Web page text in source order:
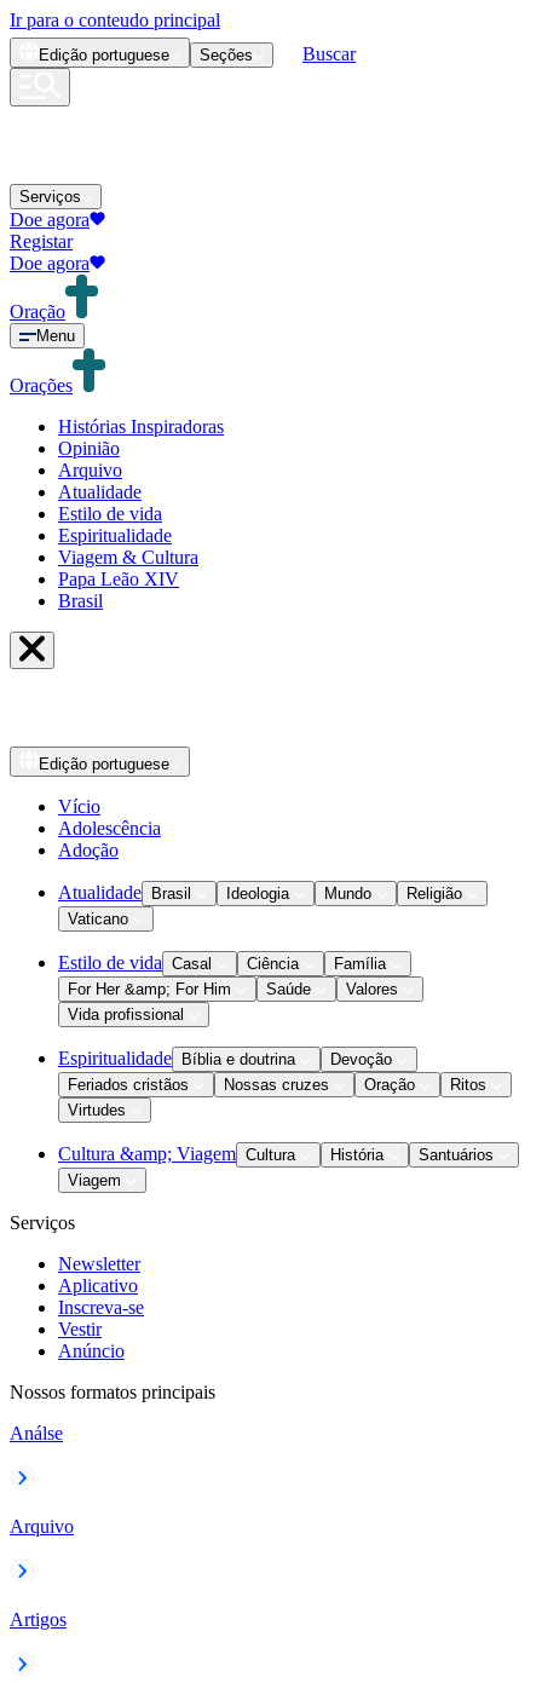
Ir para o conteudo principal
Edição portuguese Seções Buscar
Serviços
Doe agora
Registar
Doe agora
Oração
Menu
Orações
Histórias Inspiradoras
Opinião
Arquivo
Atualidade
Estilo de vida
Espiritualidade
Viagem & Cultura
Papa Leão XIV
Brasil
Edição portuguese
Vício
Adolescência
Adoção
Atualidade Brasil Ideologia Mundo
Religião
Vaticano
Estilo de vida Casal Ciência
Família
For Her &amp; For Him
Saúde
Valores
Vida profissional
Espiritualidade Bíblia e doutrina
Devoção
Feriados cristãos
Nossas cruzes Oração
Ritos
Virtudes
Cultura &amp; Viagem Cultura História
Santuários
Viagem
Serviços
Newsletter
Aplicativo
Inscreva-se
Vestir
Anúncio
Nossos formatos principais
Análse
Arquivo
Artigos